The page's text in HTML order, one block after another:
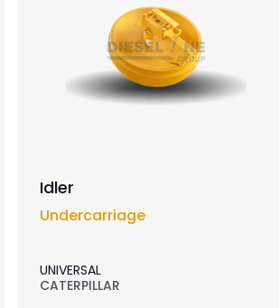
Idler
Undercarriage
UNIVERSAL
CATERPILLAR